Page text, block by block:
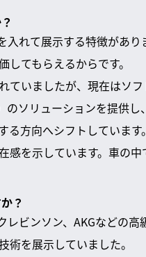
れて展示する特徴があ
てもらえるからです。
ていましたが、現在はソ
ソリューションを提供
方向へシフトしています。
を示しています。車の
？
ビンソン、AKGなどの高
を展示していました。